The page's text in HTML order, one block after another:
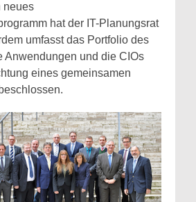
neues
hat der IT-Planungsrat
umfasst das Portfolio des
Anwendungen und die CIOs
eines gemeinsamen